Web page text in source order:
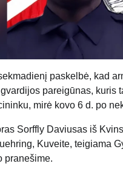
paskelbė, kad
pareigūnas, kuris
mirė kovo 6 d. po
Sorffly Daviusas iš
Kuveite, teigiama
pranešime.